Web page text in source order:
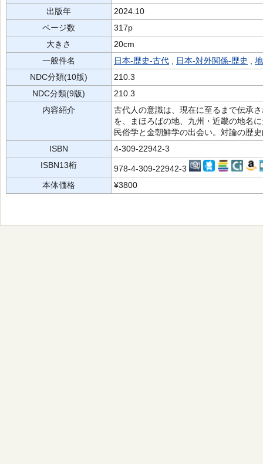
出版年
2024.10
ページ数
317p
大きさ
20cm
一般件名
日本-歴史-古代 日本-対外関係-歴史
NDC分類(10版)
210.3
NDC分類(9版)
210.3
内容紹介
古代人の意識は、現在に至るまで伝承
を、まほろばの地、九州・近畿の地名
民俗学と金朝鮮学の出会い。対論の歴
ISBN
4-309-22942-3
ISBN13桁
978-4-309-22942-3
本体価格
¥3800